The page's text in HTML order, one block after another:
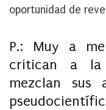
oportunidad de
P.: Muy a
critican a la
mezclan sus